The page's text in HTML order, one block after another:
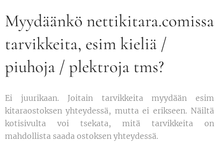
Myydäänkö nettikitara.comissa
tarvikkeita, esim kieliä /
piuhoja / plektroja tms?
Ei juurikaan. Joitain tarvikkeita myydään esim
kitaraostoksen yhteydessä, mutta ei erikseen. Näiltä
kotisivulta voi tsekata, mitä tarvikkeita on
mahdollista saada ostoksen yhteydessä.